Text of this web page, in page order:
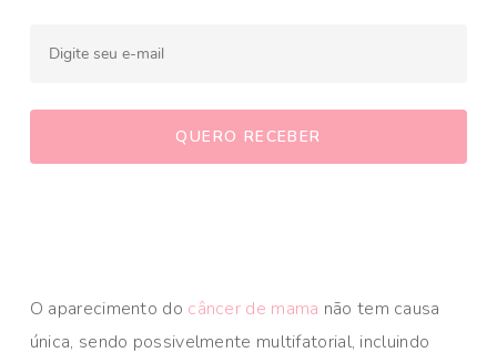
O aparecimento do câncer de mama não tem causa
única, sendo possivelmente multifatorial, incluindo